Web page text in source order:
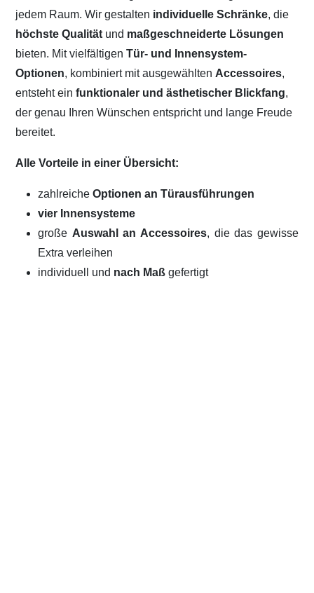
jedem Raum. Wir gestalten individuelle Schränke, die
höchste Qualität und maßgeschneiderte Lösungen
bieten. Mit vielfältigenTür- und Innensystem-
Optionen, kombiniert mit ausgewählten Accessoires,
entsteht einfunktionaler und ästhetischer Blickfang,
der genau Ihren Wünschen entspricht und lange Freude
bereitet.
Alle Vorteile in einer Übersicht:
zahlreicheOptionen an Türausführungen
vier Innensysteme
große Auswahl an Accessoires, die das gewisse
Extra verleihen
individuell und nach Maßgefertigt